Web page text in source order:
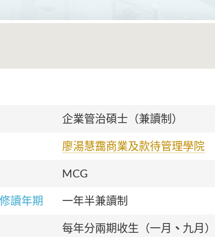
企業管治碩士（兼讀制）
廖湯慧靄商業及款待管理學院
MCG
讀年期 一年半兼讀制
每年分兩期收生（一月 、 九月）